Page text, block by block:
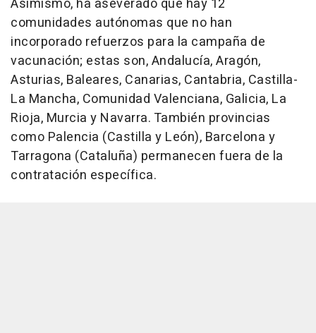
Asimismo, ha aseverado que hay 12
comunidades autónomas que no han
incorporado refuerzos para la campaña de
vacunación; estas son, Andalucía, Aragón,
Asturias, Baleares, Canarias, Cantabria, Castilla-
La Mancha, Comunidad Valenciana, Galicia, La
Rioja, Murcia y Navarra. También provincias
como Palencia (Castilla y León), Barcelona y
Tarragona (Cataluña) permanecen fuera de la
contratación específica.